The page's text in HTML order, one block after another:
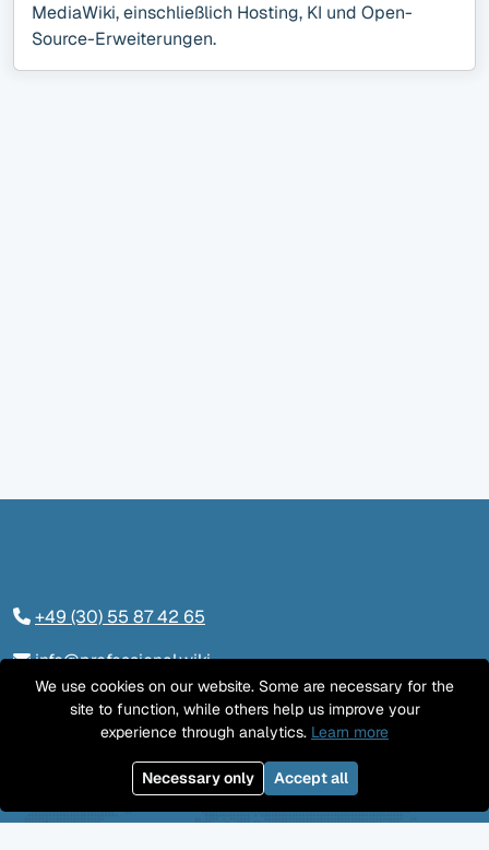
MediaWiki, einschließlich Hosting, KI und Open-
Source-Erweiterungen.
+49 (30) 55 87 42 65
info@professional.wiki
Tieckstraße 24, 10115 Berlin
We use cookies on our website. Some are necessary for the
site to function, while others help us improve your
experience through analytics. Learn more
Necessary only Accept all